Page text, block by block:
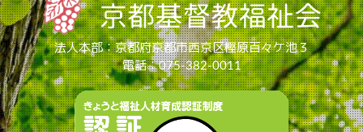
法人本部：京都府京都市西京区樫原百々ケ池３
電話：075-382-0011